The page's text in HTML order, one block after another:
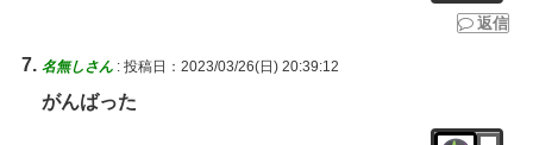
返信
名無しさん : 投稿日：2023/03/26(日) 20:39:12
がんばった